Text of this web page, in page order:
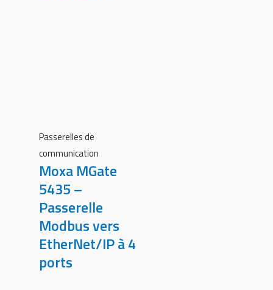
Passerelles de
communication
Moxa MGate
5435 –
Passerelle
Modbus vers
EtherNet/IP à 4
ports